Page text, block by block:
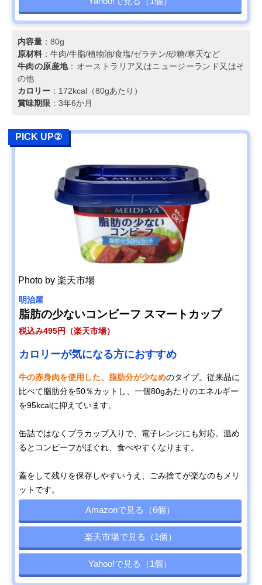
内容量 ：80g
原材料 ：牛肉/牛脂/植物油/食塩/ゼラチン/砂糖/寒天など
牛肉の原産地：オーストラリア又はニュージーランド又はそ
の他
カロリー ：172kcal（80gあたり）
賞味期限 ：3年6か月
PICK UP②
Photo by 楽天市場
明治屋
脂肪の少ないコンビーフ スマートカップ
税込み495円（楽天市場）
カロリーが気になる方におすすめ
牛の赤身肉を使用した、脂肪分が少なめのタイプ。従来品に
比べて脂肪分を50％カットし、一個80gあたりのエネルギー
を95kcalに抑えています。
缶詰ではなくプラカップ入りで、電子レンジにも対応。温め
るとコンビーフがほぐれ、食べやすくなります。
蓋をして残りを保存しやすいうえ、ごみ捨てが楽なのもメリ
ットです。
Amazonで見る（6個）
楽天市場で見る（1個）
Yahoo!で見る（1個）